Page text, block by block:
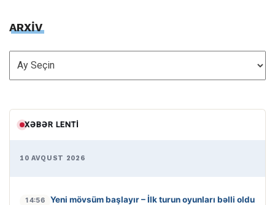
ARXİV
ARXİV
XƏBƏR LENTI
10 AVQUST 2026
14:56 Yeni mövsüm başlayır – İlk turun oyunları bəlli oldu